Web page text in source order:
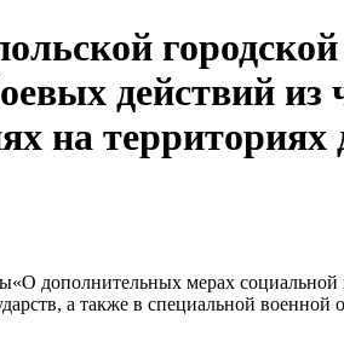
действий
на территориях
дополнительных мерах социальной
а также в специальной военной